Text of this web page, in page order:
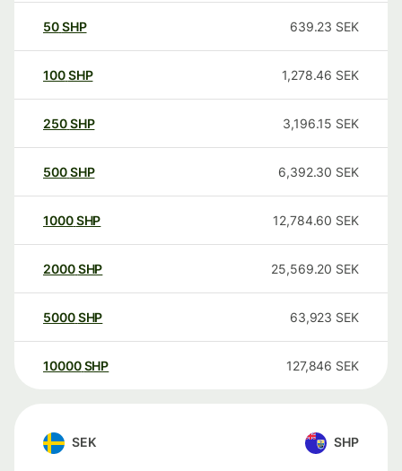
50SHP 639.23 SEK
100SHP 1,278.46 SEK
250SHP 3,196.15 SEK
500SHP 6,392.30 SEK
1000SHP 12,784.60 SEK
2000SHP 25,569.20 SEK
5000SHP 63,923 SEK
10000 SHP 127,846 SEK
SEK SHP